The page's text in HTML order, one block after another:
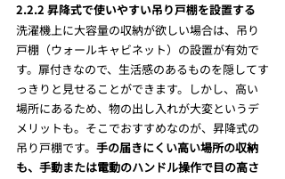
2.2.2 昇降式で使いやすい吊り戸棚を設置する
洗濯機上に大容量の収納が欲しい場合は、吊り
戸棚（ウォールキャビネット）の設置が有効で
す。扉付きなので、生活感のあるものを隠してす
っきりと見せることができます。しかし、高い
場所にあるため、物の出し入れが大変というデ
メリットも。そこでおすすめなのが、昇降式の
吊り戸棚です。 手の届きにくい高い場所の収納
も、手動または電動のハンドル操作で目の高さ